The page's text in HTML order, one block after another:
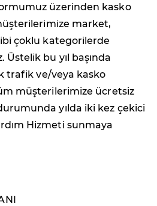
üzerinden kasko
market,
çoklu kategorilerde
bu yıl başında
trafik ve/veya kasko
müşterilerimize ücretsiz
yılda iki kez çekici
Hizmeti sunmaya